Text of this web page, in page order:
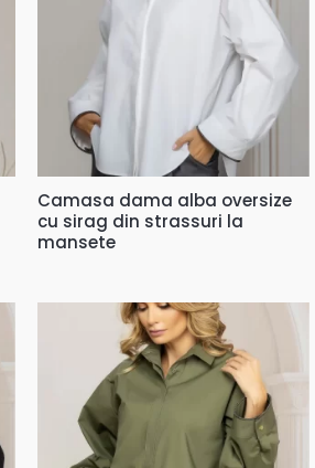
Camasa dama alba oversize
cu sirag din strassuri la
mansete